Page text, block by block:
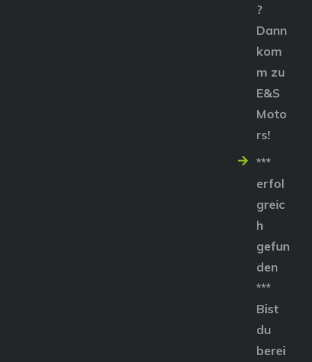
?
Dann
kom
m zu
E&S
Moto
rs!
***
erfol
greic
h
gefun
den
***
Bist
du
berei